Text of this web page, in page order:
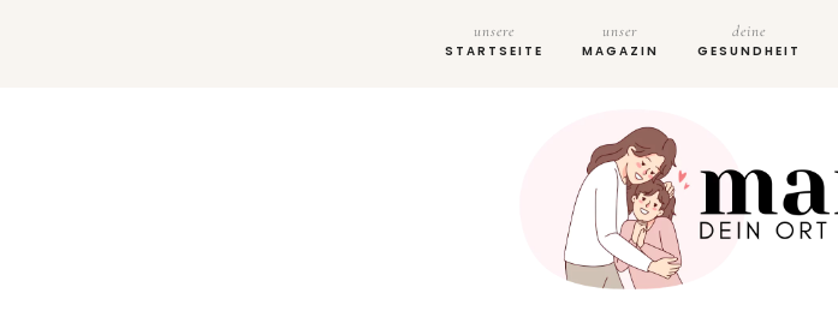
unsere
STARTSEITE
unser
MAGAZIN
deine
GESUNDHEIT